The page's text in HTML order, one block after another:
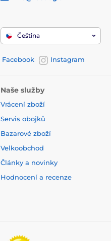
Čeština
Facebook Instagram
Naše služby
Vrácení zboží
Servis obojků
Bazarové zboží
Velkoobchod
Články a novinky
Hodnocení a recenze